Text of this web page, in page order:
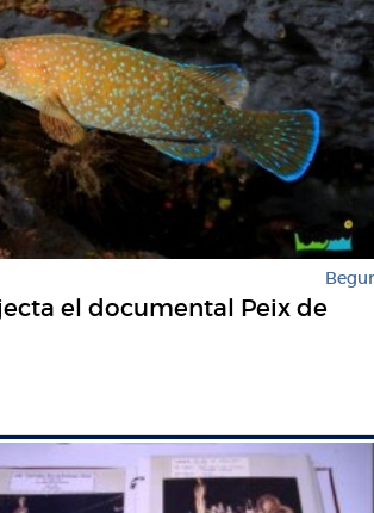
Begur
el documental Peix de